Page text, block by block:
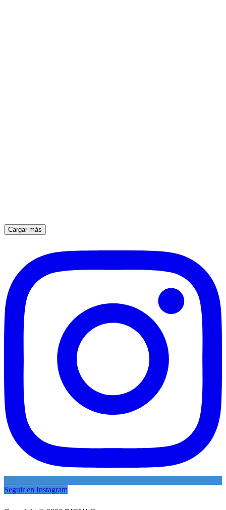
Cargar más
Seguir en Instagram